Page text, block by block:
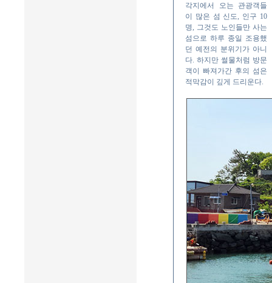
각지에서 오는 관광객들
이 많은 섬 신도, 인구 10
명, 그것도 노인들만 사는
섬으로 하루 종일 조용했
던 예전의 분위기가 아니
다. 하지만 썰물처럼 방문
객이 빠져가간 후의 섬은
적막감이 깊게 드리운다.